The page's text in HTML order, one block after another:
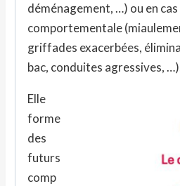
déménagement, …) ou en
comportementale
griffades exacerbées,
bac, conduites agressives,
Elle
forme
des
futurs
comp